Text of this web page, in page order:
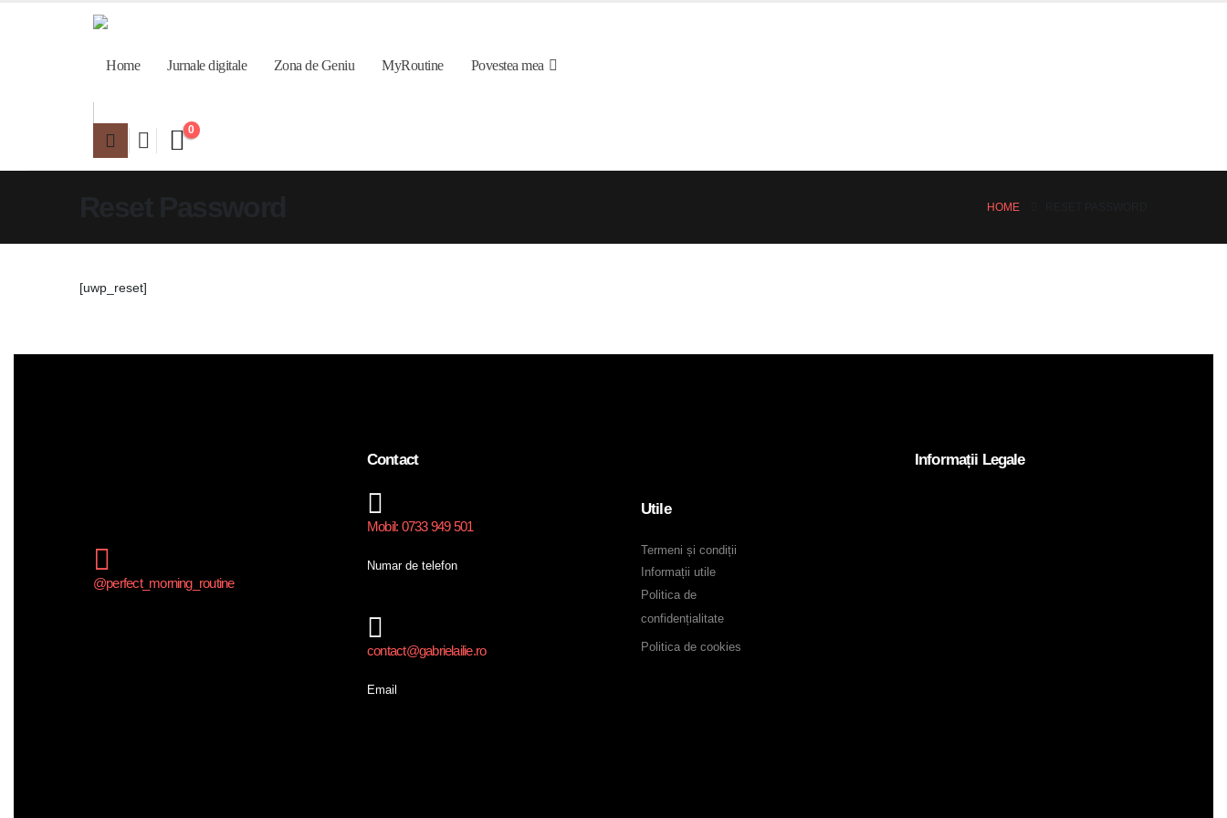
Home Jurnale digitale Zona de Geniu MyRoutine Povestea mea
0
HOME
[uwp_reset]
@perfect_morning_routine
Contact
Mobil: 0733 949 501
Numar de telefon
contact@gabrielailie.ro
Email
Utile
Termeni și condiții
Informații utile
Politica de
confidențialitate
Politica de cookies
Informații Legale